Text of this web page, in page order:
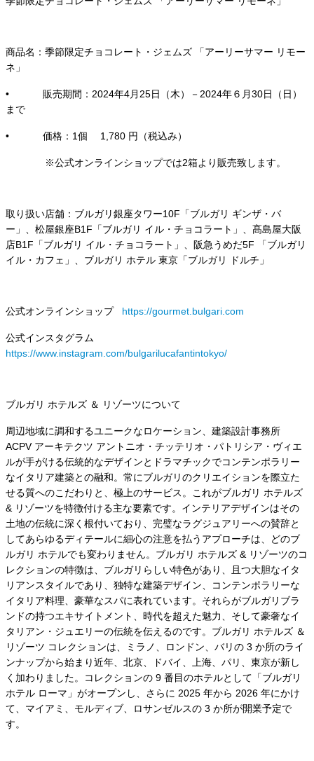
商品名：季節限定チョコレート・ジェムズ 「アーリーサマー リモー
ネ」
• 販売期間：2024年4月25日（木）－2024年６月30日（日）
まで
• 価格：1個 1,780 円（税込み）
※公式オンラインショップでは2箱より販売致します。
取り扱い店舗：ブルガリ銀座タワー10F「ブルガリ ギンザ・バ
ー」、松屋銀座B1F「ブルガリ イル・チョコラート」、髙島屋大阪
店B1F「ブルガリ イル・チョコラート」、阪急うめだ5F 「ブルガリ
イル・カフェ」、ブルガリ ホテル 東京「ブルガリ ドルチ」
公式オンラインショップ https://gourmet.bulgari.com
公式インスタグラム
https://www.instagram.com/bulgarilucafantintokyo/
ブルガリ ホテルズ ＆ リゾーツについて
周辺地域に調和するユニークなロケーション、建築設計事務所
ACPV アーキテクツ アントニオ・チッテリオ・パトリシア・ヴィエ
ルが手がける伝統的なデザインとドラマチックでコンテンポラリー
なイタリア建築との融和。常にブルガリのクリエイションを際立た
せる質へのこだわりと、極上のサービス。これがブルガリ ホテルズ
& リゾーツを特徴付ける主な要素です。インテリアデザインはその
土地の伝統に深く根付いており、完璧なラグジュアリーへの賛辞と
してあらゆるディテールに細心の注意を払うアプローチは、どのブ
ルガリ ホテルでも変わりません。ブルガリ ホテルズ & リゾーツのコ
レクションの特徴は、ブルガリらしい特色があり、且つ大胆なイタ
リアンスタイルであり、独特な建築デザイン、コンテンポラリーな
イタリア料理、豪華なスパに表れています。それらがブルガリブラ
ンドの持つエキサイトメント、時代を超えた魅力、そして豪奢なイ
タリアン・ジュエリーの伝統を伝えるのです。ブルガリ ホテルズ ＆
リゾーツ コレクションは、ミラノ、ロンドン、バリの 3 か所のライ
ンナップから始まり近年、北京、ドバイ、上海、パリ、東京が新し
く加わりました。コレクションの 9 番目のホテルとして「ブルガリ
ホテル ローマ」がオープンし、さらに 2025 年から 2026 年にかけ
て、マイアミ、モルディブ、ロサンゼルスの 3 か所が開業予定で
す。